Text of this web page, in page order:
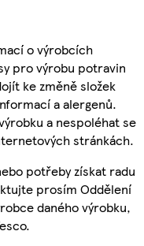
o výrobcích
pro výrobu potravin
ke změně složek
a alergenů.
a nespoléhat se
stránkách.
potřeby získat radu
prosím Oddělení
daného výrobku,